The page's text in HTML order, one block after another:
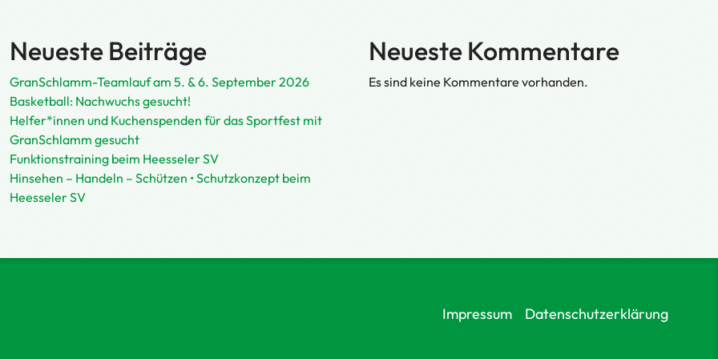
Neueste Beiträge
GranSchlamm-Teamlauf am 5. & 6. September 2026
Basketball: Nachwuchs gesucht!
Helfer*innen und Kuchenspenden für das Sportfest mit
GranSchlamm gesucht
Funktionstraining beim Heesseler SV
Hinsehen – Handeln – Schützen • Schutzkonzept beim
Heesseler SV
Neueste Kommentare
Es sind keine Kommentare vorhanden.
Impressum Datenschutzerklärung